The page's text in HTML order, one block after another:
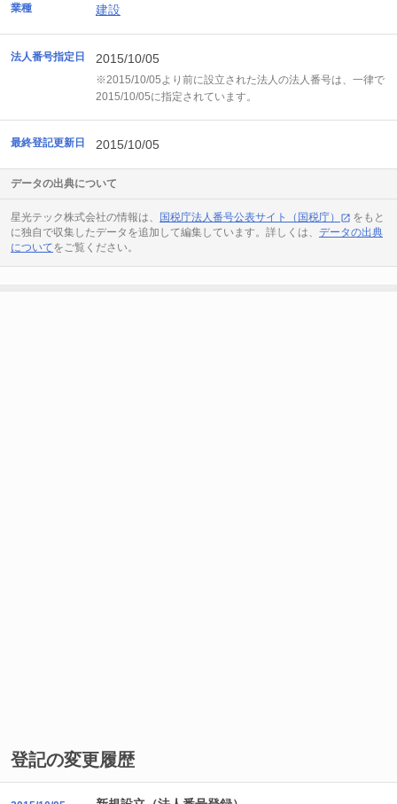
業種 建設
法人番号指定日 2015/10/05
※2015/10/05より前に設立された法人の法人番号は、一律で
2015/10/05に指定されています。
最終登記更新日 2015/10/05
データの出典について
星光テック株式会社の情報は、 国税庁法人番号公表サイト（国税庁）
をもと
に独自で収集したデータを追加して編集しています。詳しくは、 データの出典
についてをご覧ください。
登記の変更履歴